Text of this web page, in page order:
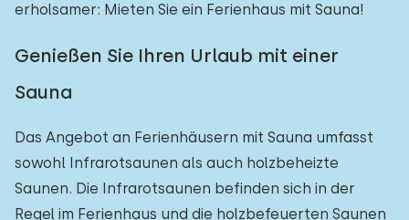
erholsamer: Mieten Sie ein Ferienhaus mit Sauna!
Genießen Sie Ihren Urlaub mit einer
Sauna
Das Angebot an Ferienhäusern mit Sauna umfasst
sowohl Infrarotsaunen als auch holzbeheizte
Saunen. Die Infrarotsaunen befinden sich in der
Regel im Ferienhaus und die holzbefeuerten Saunen